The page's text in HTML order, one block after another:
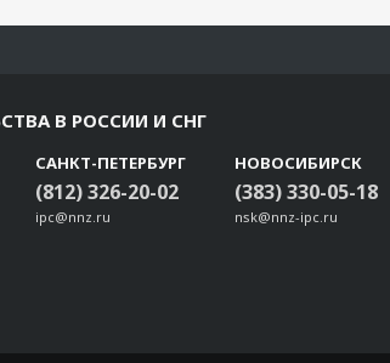
В РОССИИ И СНГ
САНКТ-ПЕТЕРБУРГ
(812) 326-20-02
ipc@nnz.ru
НОВОСИБИРСК
(383) 330-05-18
nsk@nnz-ipc.ru